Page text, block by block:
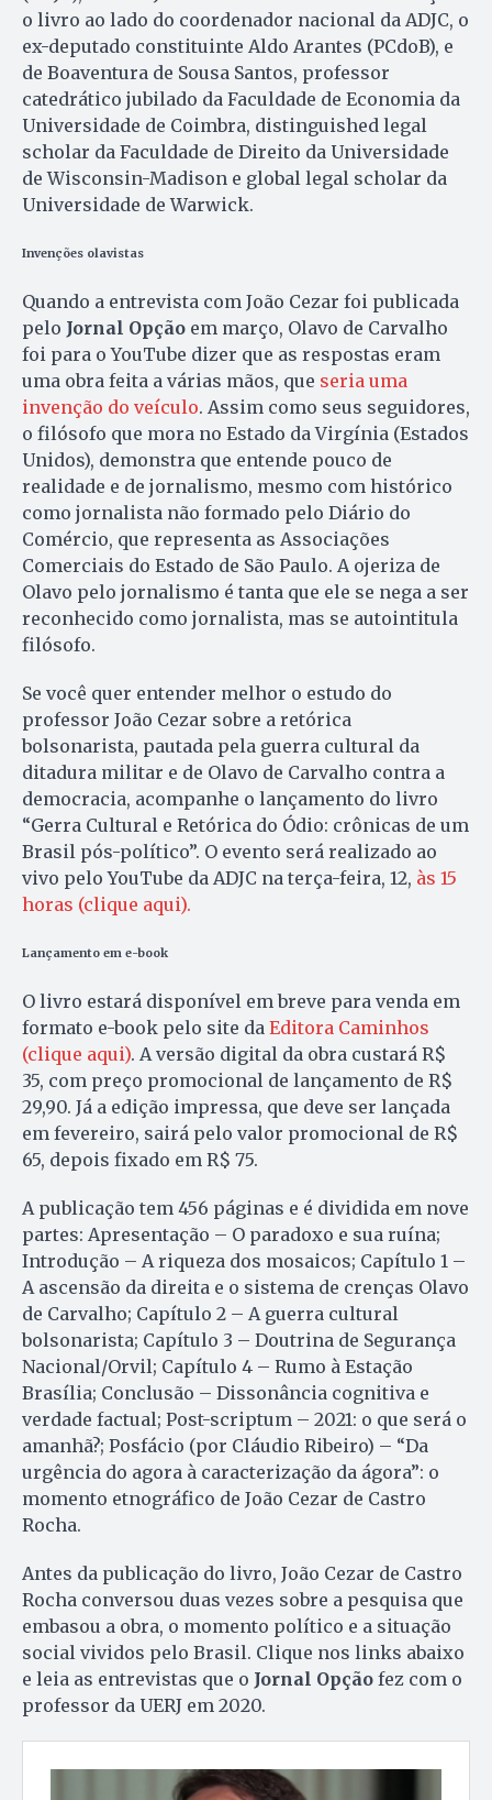
o livro ao lado do coordenador nacional da ADJC, o
ex-deputado constituinte Aldo Arantes (PCdoB), e
de Boaventura de Sousa Santos, professor
catedrático jubilado da Faculdade de Economia da
Universidade de Coimbra, distinguished legal
scholar da Faculdade de Direito da Universidade
de Wisconsin-Madison e global legal scholar da
Universidade de Warwick.
Invenções olavistas
Quando a entrevista com João Cezar foi publicada
pelo Jornal Opção em março, Olavo de Carvalho
foi para o YouTube dizer que as respostas eram
uma obra feita a várias mãos, que seria uma
invenção do veículo. Assim como seus seguidores,
o filósofo que mora no Estado da Virgínia (Estados
Unidos), demonstra que entende pouco de
realidade e de jornalismo, mesmo com histórico
como jornalista não formado pelo Diário do
Comércio, que representa as Associações
Comerciais do Estado de São Paulo. A ojeriza de
Olavo pelo jornalismo é tanta que ele se nega a ser
reconhecido como jornalista, mas se autointitula
filósofo.
Se você quer entender melhor o estudo do
professor João Cezar sobre a retórica
bolsonarista, pautada pela guerra cultural da
ditadura militar e de Olavo de Carvalho contra a
democracia, acompanhe o lançamento do livro
“Gerra Cultural e Retórica do Ódio: crônicas de um
Brasil pós-político”. O evento será realizado ao
vivo pelo YouTube da ADJC na terça-feira, 12, às 15
horas (clique aqui).
Lançamento em e-book
O livro estará disponível em breve para venda em
formato e-book pelo site da Editora Caminhos
(clique aqui). A versão digital da obra custará R$
35, com preço promocional de lançamento de R$
29,90. Já a edição impressa, que deve ser lançada
em fevereiro, sairá pelo valor promocional de R$
65, depois fixado em R$ 75.
A publicação tem 456 páginas e é dividida em nove
partes: Apresentação – O paradoxo e sua ruína;
Introdução – A riqueza dos mosaicos; Capítulo 1 –
A ascensão da direita e o sistema de crenças Olavo
de Carvalho; Capítulo 2 – A guerra cultural
bolsonarista; Capítulo 3 – Doutrina de Segurança
Nacional/Orvil; Capítulo 4 – Rumo à Estação
Brasília; Conclusão – Dissonância cognitiva e
verdade factual; Post-scriptum – 2021: o que será o
amanhã?; Posfácio (por Cláudio Ribeiro) – “Da
urgência do agora à caracterização da ágora”: o
momento etnográfico de João Cezar de Castro
Rocha.
Antes da publicação do livro, João Cezar de Castro
Rocha conversou duas vezes sobre a pesquisa que
embasou a obra, o momento político e a situação
social vividos pelo Brasil. Clique nos links abaixo
e leia as entrevistas que o Jornal Opção fez com o
professor da UERJ em 2020.